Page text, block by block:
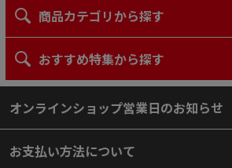
商品カテゴリから探す
おすすめ特集から探す
オンラインショップ営業日のお知らせ
お支払い方法について